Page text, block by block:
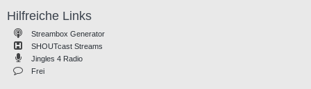
Hilfreiche Links
Streambox Generator
SHOUTcast Streams
Jingles 4 Radio
Frei